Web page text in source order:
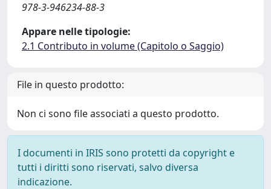
978-3-946234-88-3
Appare nelle tipologie:
2.1 Contributo in volume (Capitolo o Saggio)
File in questo prodotto:
Non ci sono file associati a questo prodotto.
I documenti in IRIS sono protetti da copyright e
tutti i diritti sono riservati, salvo diversa
indicazione.